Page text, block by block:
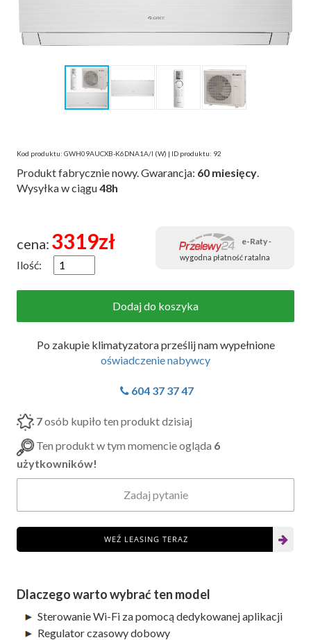
Kod produktu: GWH09AUCXB-K6DNA1A/I (W) | ID produktu: 92
Produkt fabrycznie nowy. Gwarancja: 60 miesięcy
Wysyłka w ciągu48h
cena: 3319zł
Ilość:
e-Raty-
wygodna płatność ratalna
Po zakupie klimatyzatora prześlij nam wypełnione
oświadczenie nabywcy
604 37 37 47
7osób kupiło ten produkt dzisiaj
Ten produkt w tym momencie ogląda 6
użytkowników!
Zadaj pytanie
WEŹ LEASING TERAZ
Dlaczego warto wybrać ten model
Sterowanie Wi-Fi za pomocą dedykowanej aplikacji
Regulator czasowy dobowy